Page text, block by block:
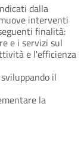
dalla
interventi
finalità:
e i servizi sul
e l'efficienza
il
la